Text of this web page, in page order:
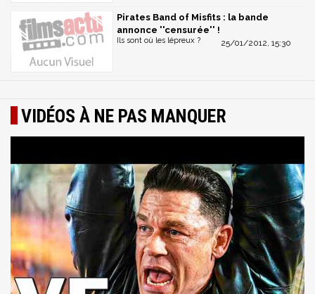
Pirates Band of Misfits : la bande
annonce ''censurée'' !
25/01/2012, 15:30
Ils sont où les lépreux ?
VIDÉOS À NE PAS MANQUER